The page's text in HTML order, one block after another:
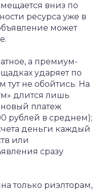
вниз по
ресурса уже в
может
а премиум-
ударяет по
тут не обойтись. На
длится лишь
новый платеж
рублей в среднем);
деньги каждый
или
сразу
только риэлторам,